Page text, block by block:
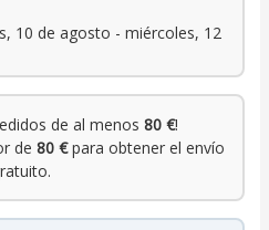
10 de agosto - miércoles, 12
de al menos 80 €!
de 80 €para obtener el envío